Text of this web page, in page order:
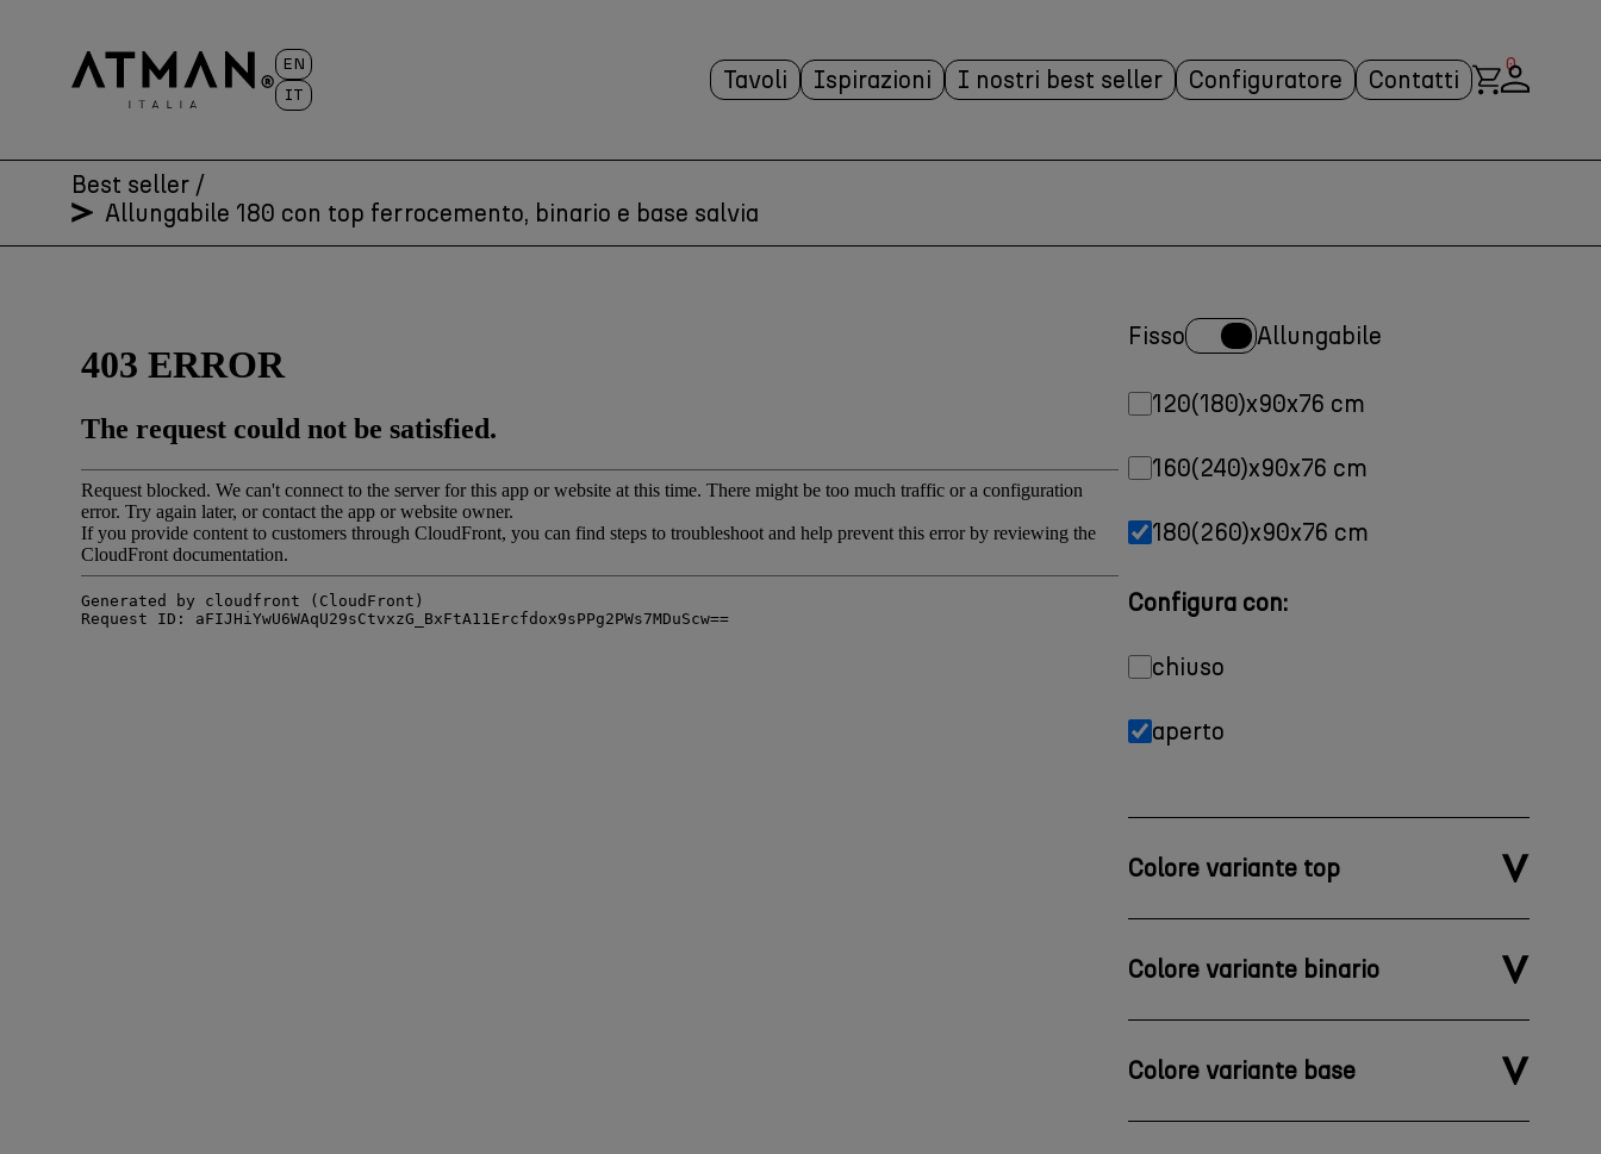
content
EN
IT
Tavoli Ispirazioni I nostri best seller Configuratore Contatti
0
Best seller /
Allungabile 180 con top ferrocemento, binario e base salvia
Fisso Allungabile
120(180)x90x76 cm
160(240)x90x76 cm
180(260)x90x76 cm
Configura con:
chiuso
aperto
Colore variante top
Colore variante binario
Colore variante base